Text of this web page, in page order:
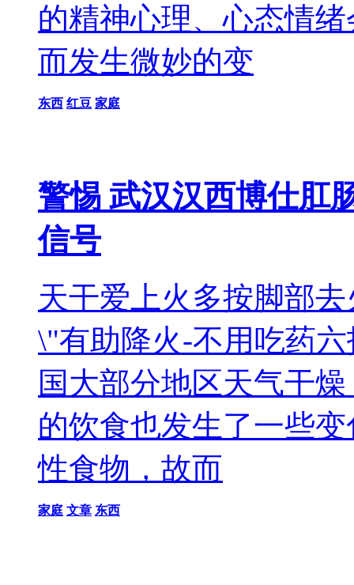
的精神心理、心态情
而发生微妙的变
东西 红豆 家庭
警惕 武汉汉西博仕肛
信号
天干爱上火多按脚部
\"有助降火-不用吃药
国大部分地区天气干
的饮食也发生了一些
性食物，故而
家庭 文章 东西